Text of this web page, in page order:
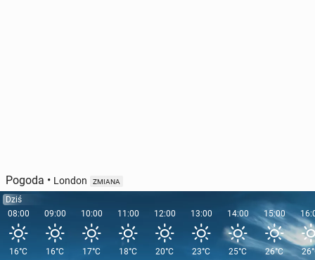
Pogoda • London ZMIANA
Dziś
08:00
16°C
09:00
16°C
10:00
17°C
11:00
18°C
12:00
20°C
13:00
23°C
14:00
25°C
15:00
26°C